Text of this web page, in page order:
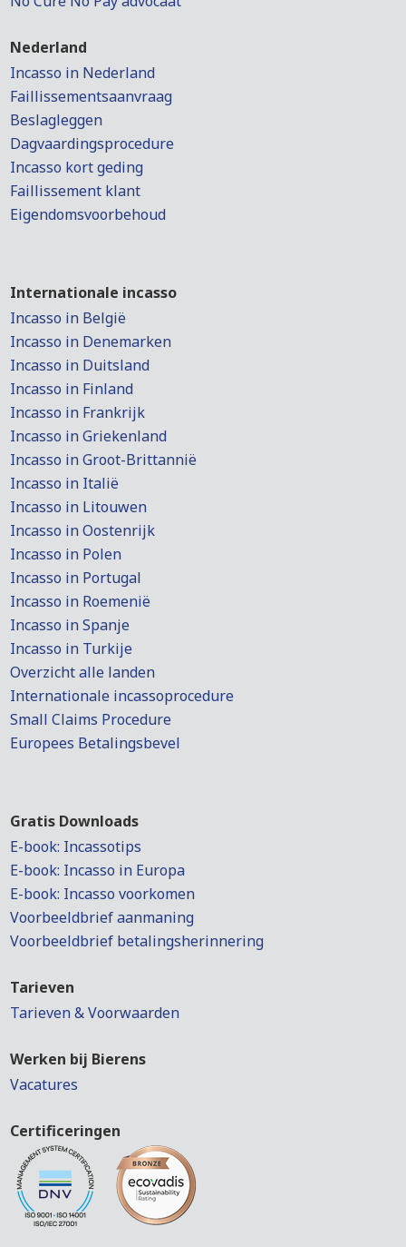
Nederland
Incasso in Nederland
Faillissementsaanvraag
Beslagleggen
Dagvaardingsprocedure
Incasso kort geding
Faillissement klant
Eigendomsvoorbehoud
Internationale incasso
Incasso in België
Incasso in Denemarken
Incasso in Duitsland
Incasso in Finland
Incasso in Frankrijk
Incasso in Griekenland
Incasso in Groot-Brittannië
Incasso in Italië
Incasso in Litouwen
Incasso in Oostenrijk
Incasso in Polen
Incasso in Portugal
Incasso in Roemenië
Incasso in Spanje
Incasso in Turkije
Overzicht alle landen
Internationale incassoprocedure
Small Claims Procedure
Europees Betalingsbevel
Gratis Downloads
E-book: Incassotips
E-book: Incasso in Europa
E-book: Incasso voorkomen
Voorbeeldbrief aanmaning
Voorbeeldbrief betalingsherinnering
Tarieven
Tarieven & Voorwaarden
Werken bij Bierens
Vacatures
Certificeringen